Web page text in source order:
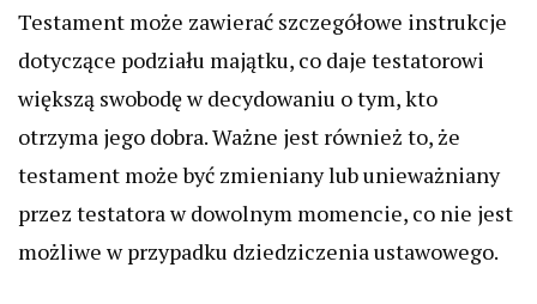
Testament może zawierać szczegółowe instrukcje
dotyczące podziału majątku, co daje testatorowi
większą swobodę w decydowaniu o tym, kto
otrzyma jego dobra. Ważne jest również to, że
testament może być zmieniany lub unieważniany
przez testatora w dowolnym momencie, co nie jest
możliwe w przypadku dziedziczenia ustawowego.